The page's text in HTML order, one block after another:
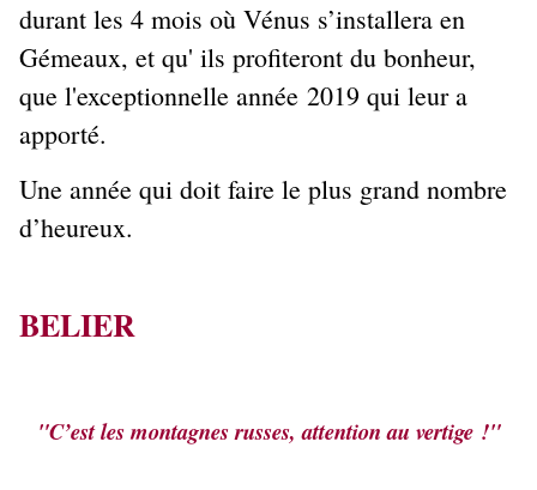
durant les 4 mois où Vénus s’installera en
Gémeaux, et qu' ils profiteront du bonheur,
que l'exceptionnelle année 2019 qui leur a
apporté.
Une année qui doit faire le plus grand nombre
d’heureux.
BELIER
"C’est les montagnes russes, attention au vertige !"